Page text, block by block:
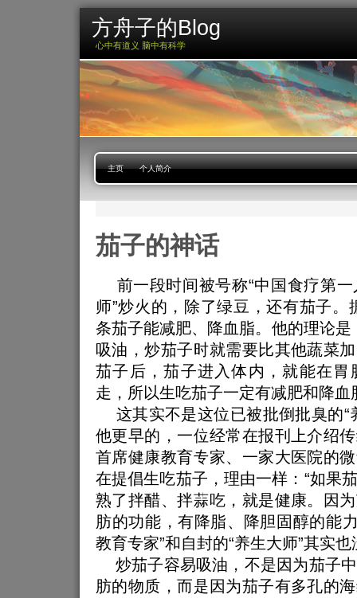
方舟子的Blog
心中有道义 脑中有科学
主页 个人简介
茄子的神话
前一段时间被号称“中国食疗第一
师”炒火的，除了绿豆，还有茄子。
条茄子能减肥、降血脂。他的理论是
吸油，炒茄子时就需要比其他蔬菜
茄子后，茄子进入体内，就能在胃
走，所以生吃茄子一定有减肥和降血
这其实不是这位已被批倒批臭的“
他更早的，一位经常在报刊上介绍
首席健康教育专家、一家大医院的
在提倡生吃茄子，理由一样：“如果
熟了拌醋、拌蒜吃，就是健康。因
肪的功能，有降脂、降胆固醇的能
教育专家”和自封的“养生大师”其实
炒茄子容易吸油，不是因为茄子
肪的物质，而是因为茄子有多孔的